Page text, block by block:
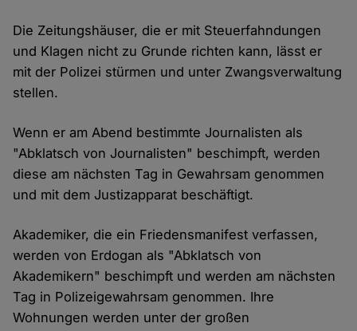
Die Zeitungshäuser, die er mit Steuerfahndungen
und Klagen nicht zu Grunde richten kann, lässt er
mit der Polizei stürmen und unter Zwangsverwaltung
stellen.
Wenn er am Abend bestimmte Journalisten als
"Abklatsch von Journalisten" beschimpft, werden
diese am nächsten Tag in Gewahrsam genommen
und mit dem Justizapparat beschäftigt.
Akademiker, die ein Friedensmanifest verfassen,
werden von Erdogan als "Abklatsch von
Akademikern" beschimpft und werden am nächsten
Tag in Polizeigewahrsam genommen. Ihre
Wohnungen werden unter der großen